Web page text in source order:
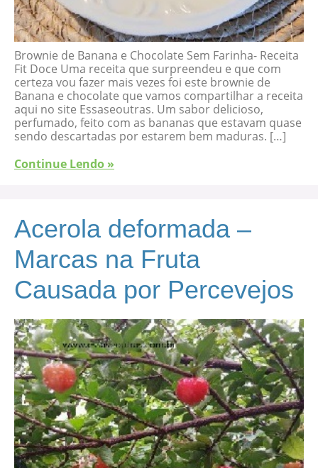
Brownie de Banana e Chocolate Sem Farinha- Receita
Fit Doce Uma receita que surpreendeu e que com
certeza vou fazer mais vezes foi este brownie de
Banana e chocolate que vamos compartilhar a receita
aqui no site Essaseoutras. Um sabor delicioso,
perfumado, feito com as bananas que estavam quase
sendo descartadas por estarem bem maduras. […]
Continue Lendo »
Acerola deformada –
Marcas na Fruta
Causada por Percevejos